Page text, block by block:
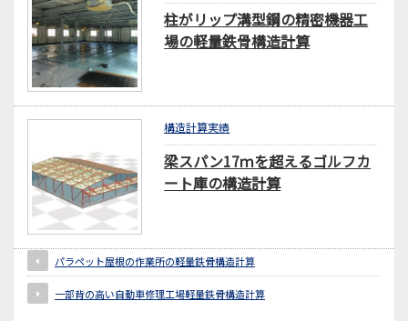
柱がリップ溝型鋼の精密機器工
場の軽量鉄骨構造計算
構造計算実績
梁スパン17ｍを超えるゴルフカ
ート庫の構造計算
パラペット屋根の作業所の軽量鉄骨構造計算
一部背の高い自動車修理工場軽量鉄骨構造計算